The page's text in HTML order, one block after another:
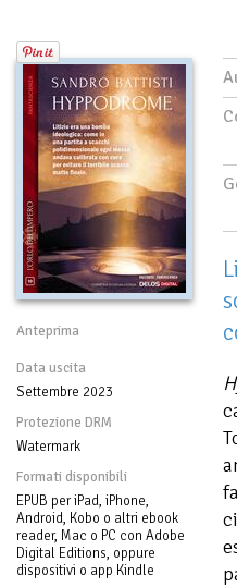
Anteprima
Data uscita
Settembre 2023
Protezione DRM
Watermark
Formati disponibili
EPUB per iPad, iPhone,
Android, Kobo o altri ebook
reader, Mac o PC con Adobe
Digital Editions, oppure
dispositivi o app Kindle